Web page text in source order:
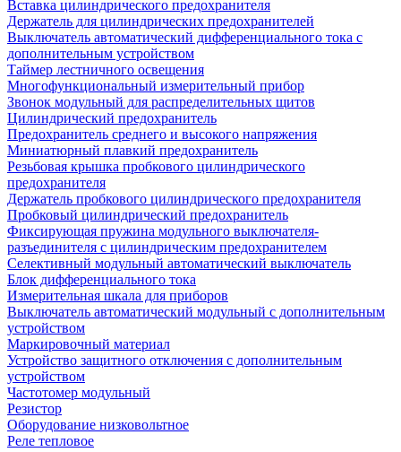
Вставка цилиндрического предохранителя
Держатель для цилиндрических предохранителей
Выключатель автоматический дифференциального тока с
дополнительным устройством
Таймер лестничного освещения
Многофункциональный измерительный прибор
Звонок модульный для распределительных щитов
Цилиндрический предохранитель
Предохранитель среднего и высокого напряжения
Миниатюрный плавкий предохранитель
Резьбовая крышка пробкового цилиндрического
предохранителя
Держатель пробкового цилиндрического предохранителя
Пробковый цилиндрический предохранитель
Фиксирующая пружина модульного выключателя-
разъединителя с цилиндрическим предохранителем
Селективный модульный автоматический выключатель
Блок дифференциального тока
Измерительная шкала для приборов
Выключатель автоматический модульный с дополнительным
устройством
Маркировочный материал
Устройство защитного отключения с дополнительным
устройством
Частотомер модульный
Резистор
Оборудование низковольтное
Реле тепловое